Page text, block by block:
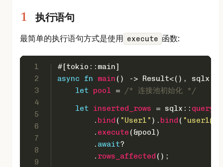
执行语句
最简单的执行语句方式是使用 execute 函数:
1
2
3
4
5
6
7
8
9
#[tokio::main]
async
fn main () -> Result<(),
let
pool =
/* 连接池初始化 */
let
inserted_rows = sqlx:: query
        .
bind ( "User1" ). bind (
        .
execute (&pool)
        .
await?
        .
rows_affected ();